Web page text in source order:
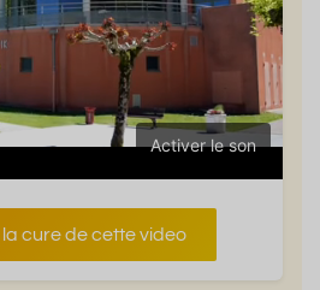
Activer le son
cure de cette video